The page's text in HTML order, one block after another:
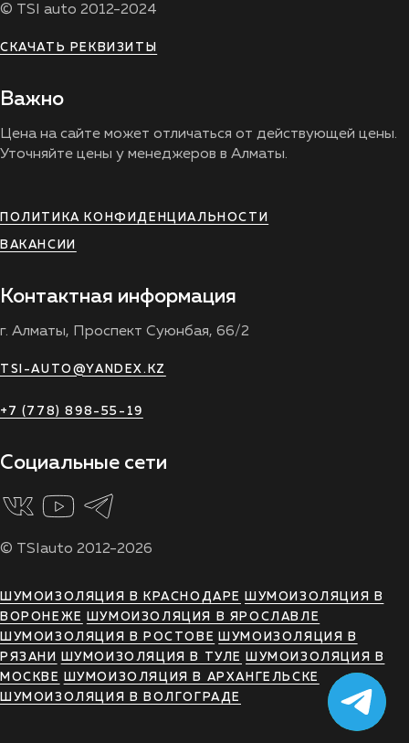
© TSI auto 2012-2024
СКАЧАТЬ РЕКВИЗИТЫ
Важно
Цена на сайте может отличаться от действующей цены.
Уточняйте цены у менеджеров в Алматы.
ПОЛИТИКА КОНФИДЕНЦИАЛЬНОСТИ
ВАКАНСИИ
Контактная информация
г. Алматы, Проспект Суюнбая, 66/2
TSI-AUTO@YANDEX.KZ
+7 (778) 898-55-19
Социальные сети
© TSIauto 2012-2026
ШУМОИЗОЛЯЦИЯ В КРАСНОДАРЕ
ШУМОИЗОЛЯЦИЯ В
ВОРОНЕЖЕ
ШУМОИЗОЛЯЦИЯ В ЯРОСЛАВЛЕ
ШУМОИЗОЛЯЦИЯ В РОСТОВЕ
ШУМОИЗОЛЯЦИЯ В
РЯЗАНИ
ШУМОИЗОЛЯЦИЯ В ТУЛЕ
ШУМОИЗОЛЯЦИЯ В
МОСКВЕ
ШУМОИЗОЛЯЦИЯ В АРХАНГЕЛЬСКЕ
ШУМОИЗОЛЯЦИЯ В ВОЛГОГРАДЕ